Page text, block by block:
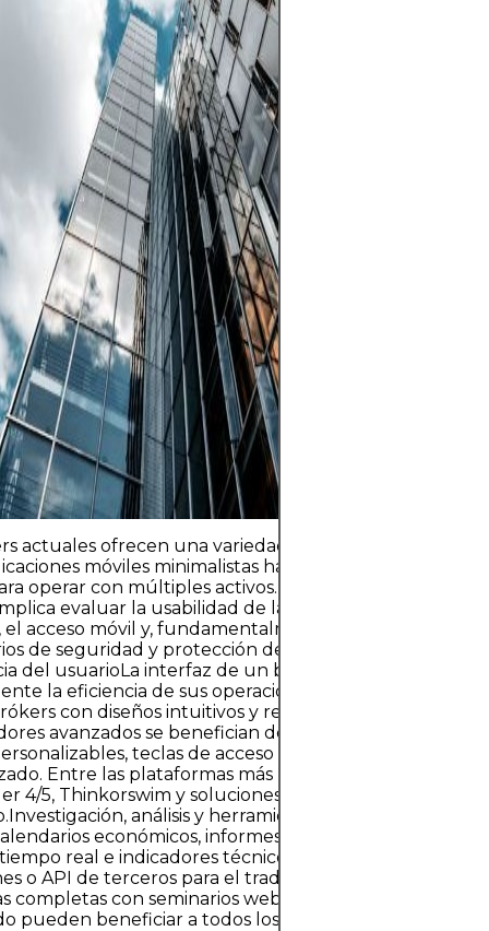
actuales ofrecen una variedad de plataformas y
móviles minimalistas hasta complejos paneles
operar con múltiples activos. Elegir el bróker
evaluar la usabilidad de la plataforma, las
el acceso móvil y, fundamentalmente, los estándares
de seguridad y protección de datos.Plataformas de
del usuarioLa interfaz de un bróker puede afectar
la eficiencia de sus operaciones. Los principiantes
con diseños intuitivos y recursos educativos,
avanzados se benefician de plataformas que
teclas de acceso rápido y funciones de
Entre las plataformas más populares se incluyen
4/5, Thinkorswim y soluciones propietarias como la
análisis y herramientasLos brókers de
económicos, informes de analistas, mapas de
real e indicadores técnicos. Algunos también
o API de terceros para el trading algorítmico. Las
completas con seminarios web, tutoriales y
pueden beneficiar a todos los niveles de experiencia.